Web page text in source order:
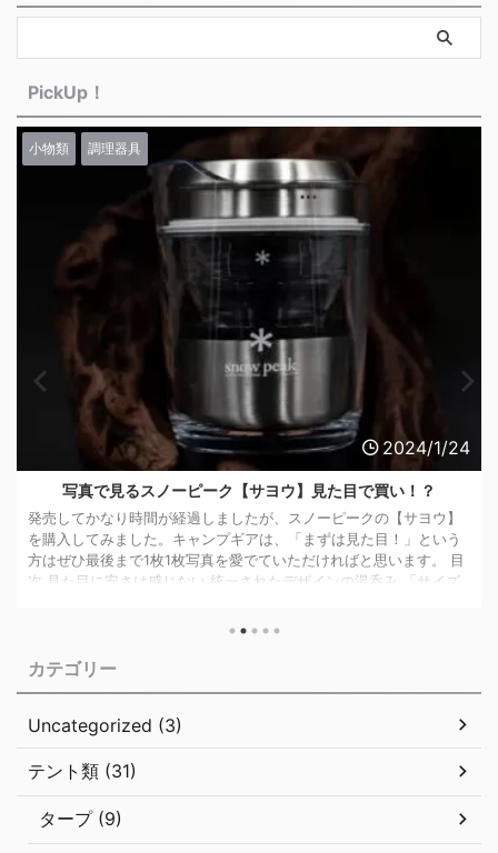
PickUp！
小物類 調理器具
2024/1/24
写真で見るスノーピーク【サヨウ】見た目で買い！？
発売してかなり時間が経過しましたが、スノーピークの【サヨウ】
を購入してみました。キャンプギアは、「まずは見た目！」という
方はぜひ最後まで1枚1枚写真を愛でていただければと思います。 目
次 見た目に安さは感じない 統一されたデザインの湯呑み 「サイズ
い勝手アップ！ サヨウのスペック まとめ スノーピークの「サヨ
発、販売されています。 キャンプでの飲み物というとコーヒーが
カテゴリー
Uncategorized (3)
テント類 (31)
タープ (9)